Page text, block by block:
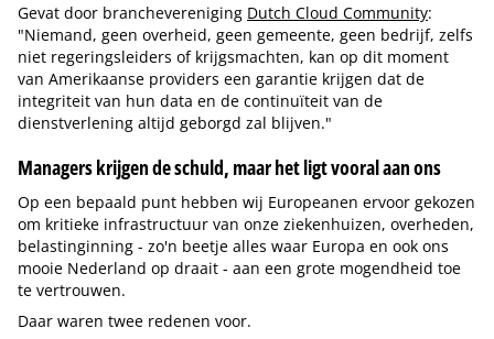
Gevat door branchevereniging Dutch Cloud Community:
"Niemand, geen overheid, geen gemeente, geen bedrijf, zelfs
niet regeringsleiders of krijgsmachten, kan op dit moment
van Amerikaanse providers een garantie krijgen dat de
integriteit van hun data en de continuïteit van de
dienstverlening altijd geborgd zal blijven."
Managers krijgen de schuld, maar het ligt vooral aan ons
Op een bepaald punt hebben wij Europeanen ervoor gekozen
om kritieke infrastructuur van onze ziekenhuizen, overheden,
belastinginning - zo'n beetje alles waar Europa en ook ons
mooie Nederland op draait - aan een grote mogendheid toe
te vertrouwen.
Daar waren twee redenen voor.